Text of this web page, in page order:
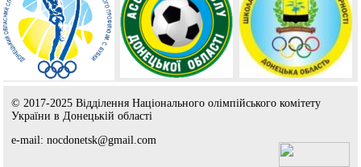
© 2017-2025 Відділення Національного олімпійського комітету
України в Донецькій області
e-mail: nocdonetsk@gmail.com